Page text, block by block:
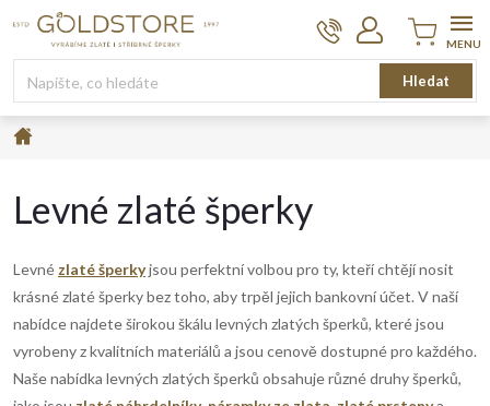
Hledat
Nákupní
košík
Levné zlaté šperky
Levné zlaté šperkyjsou perfektní volbou pro ty, kteří chtějí nosit
krásné zlaté šperky bez toho, aby trpěl jejich bankovní účet. V naší
nabídce najdete širokou škálu levných zlatých šperků, které jsou
vyrobeny z kvalitních materiálů a jsou cenově dostupné pro každého.
Naše nabídka levných zlatých šperků obsahuje různé druhy šperků,